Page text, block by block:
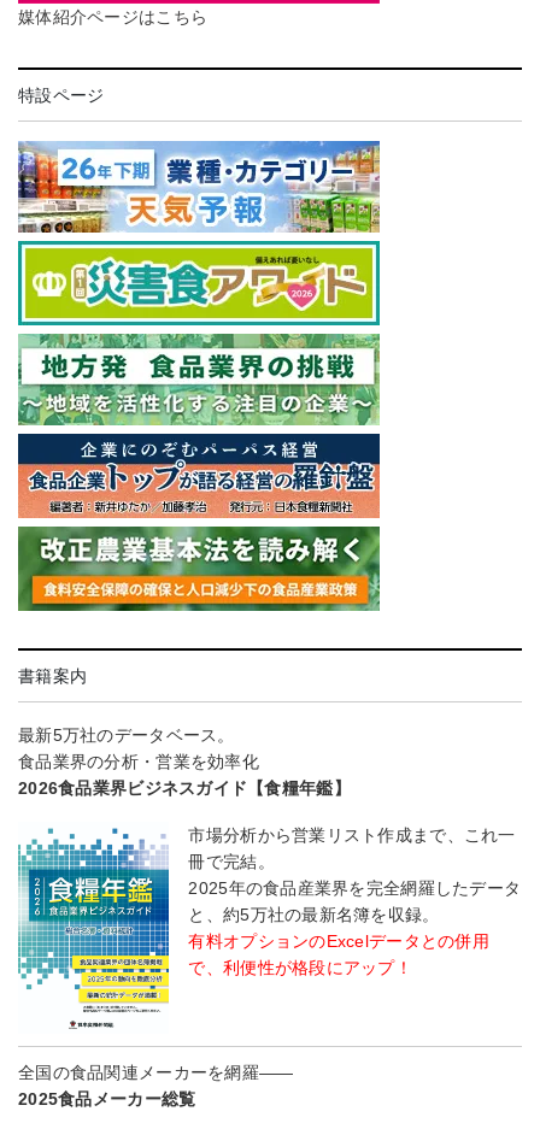
媒体紹介ページはこちら
特設ページ
書籍案内
最新5万社のデータベース。
食品業界の分析・営業を効率化
2026食品業界ビジネスガイド【食糧年鑑】
市場分析から営業リスト作成まで、これ一
冊で完結。
2025年の食品産業界を完全網羅したデータ
と、約5万社の最新名簿を収録。
有料オプションのExcelデータとの併用
で、利便性が格段にアップ！
全国の食品関連メーカーを網羅――
2025食品メーカー総覧